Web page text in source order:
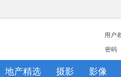
用户名
密码
地产精选 摄影 影像